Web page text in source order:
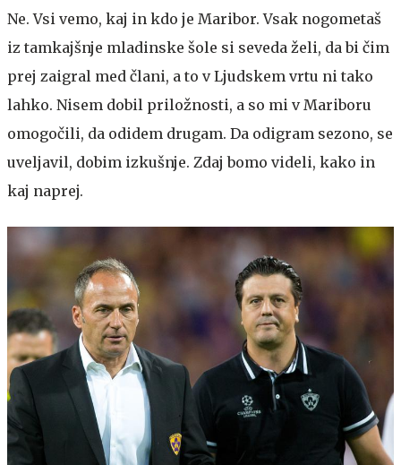
Ne. Vsi vemo, kaj in kdo je Maribor. Vsak nogometaš
iz tamkajšnje mladinske šole si seveda želi, da bi čim
prej zaigral med člani, a to v Ljudskem vrtu ni tako
lahko. Nisem dobil priložnosti, a so mi v Mariboru
omogočili, da odidem drugam. Da odigram sezono, se
uveljavil, dobim izkušnje. Zdaj bomo videli, kako in
kaj naprej.